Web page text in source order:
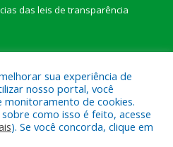
das leis de transparência
a Câmara Municipal de Anajás.
sua experiência de
nosso portal, você
de cookies.
como isso é feito, acesse
). Se você concorda, clique em